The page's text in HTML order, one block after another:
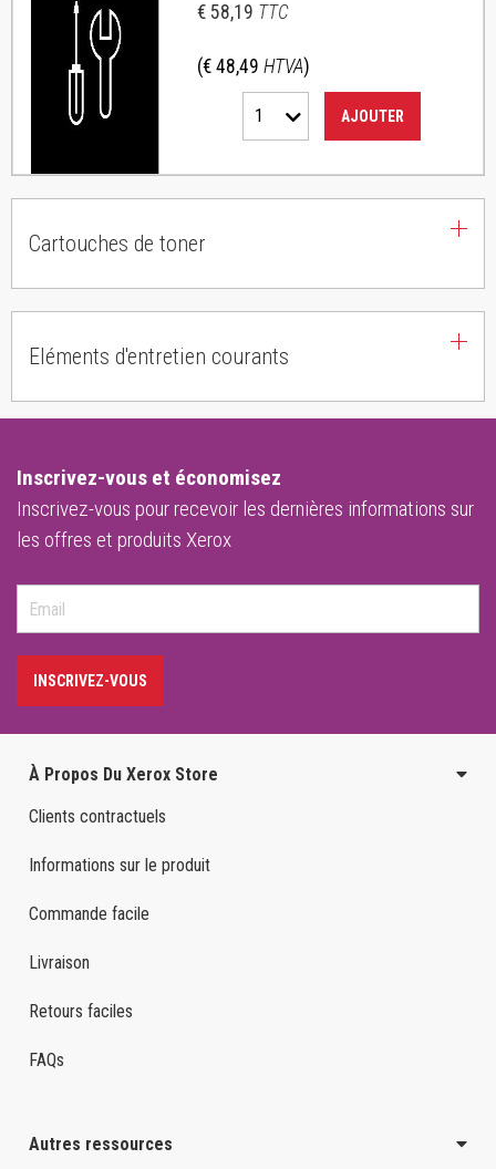
€ 58,19 TTC
(€ 48,49 HTVA)
1 AJOUTER
Cartouches de toner
Eléments d'entretien courants
Inscrivez-vous et économisez
Inscrivez-vous pour recevoir les dernières informations sur
les offres et produits Xerox
INSCRIVEZ-VOUS
À Propos Du Xerox Store
Clients contractuels
Informations sur le produit
Commande facile
Livraison
Retours faciles
FAQs
Autres ressources